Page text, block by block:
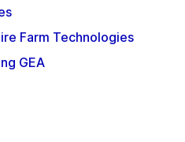
Farm Technologies
GEA